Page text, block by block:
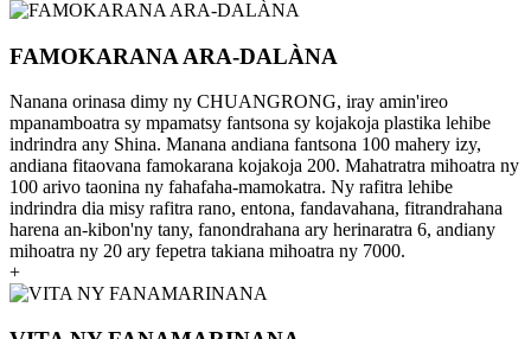
FAMOKARANA ARA-DALÀNA
Nanana orinasa dimy ny CHUANGRONG, iray amin'ireo
mpanamboatra sy mpamatsy fantsona sy kojakoja plastika lehibe
indrindra any Shina. Manana andiana fantsona 100 mahery izy,
andiana fitaovana famokarana kojakoja 200. Mahatratra mihoatra ny
100 arivo taonina ny fahafaha-mamokatra. Ny rafitra lehibe
indrindra dia misy rafitra rano, entona, fandavahana, fitrandrahana
harena an-kibon'ny tany, fanondrahana ary herinaratra 6, andiany
mihoatra ny 20 ary fepetra takiana mihoatra ny 7000.
+